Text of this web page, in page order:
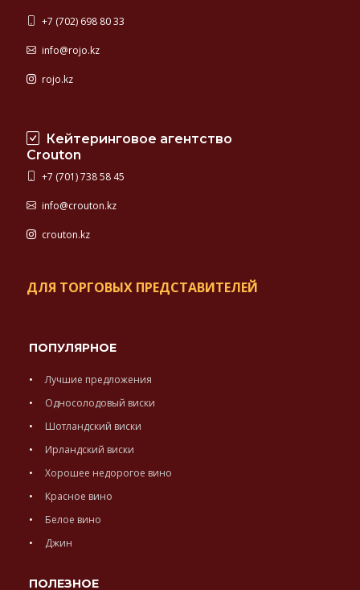
+7 (702) 698 80 33
info@rojo.kz
rojo.kz
Кейтеринговое агентство
Crouton
+7 (701) 738 58 45
info@crouton.kz
crouton.kz
ДЛЯ ТОРГОВЫХ ПРЕДСТАВИТЕЛЕЙ
ПОПУЛЯРНОЕ
Лучшие предложения
Односолодовый виски
Шотландский виски
Ирландский виски
Хорошее недорогое вино
Красное вино
Белое вино
Джин
ПОЛЕЗНОЕ